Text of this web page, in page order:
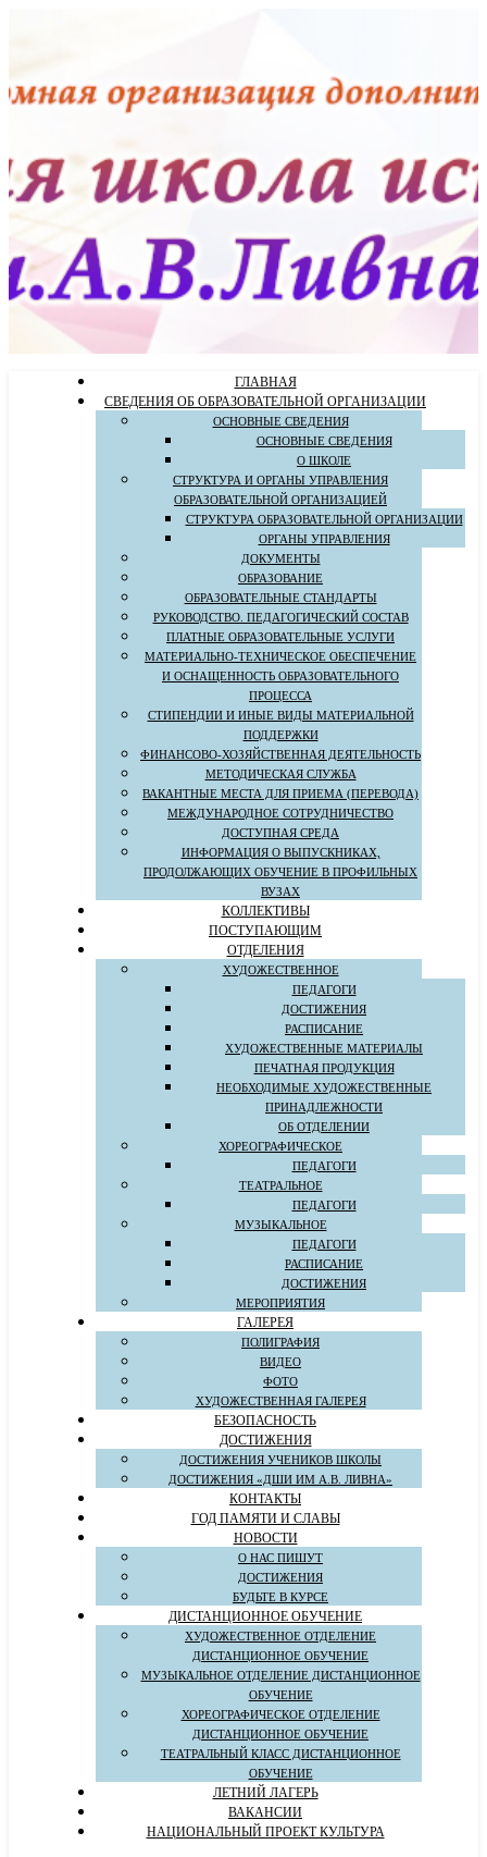
ГЛАВНАЯ
СВЕДЕНИЯ ОБ ОБРАЗОВАТЕЛЬНОЙ ОРГАНИЗАЦИИ
ОСНОВНЫЕ СВЕДЕНИЯ
ОСНОВНЫЕ СВЕДЕНИЯ
О ШКОЛЕ
СТРУКТУРА И ОРГАНЫ УПРАВЛЕНИЯ
ОБРАЗОВАТЕЛЬНОЙ ОРГАНИЗАЦИЕЙ
СТРУКТУРА ОБРАЗОВАТЕЛЬНОЙ ОРГАНИЗАЦИИ
ОРГАНЫ УПРАВЛЕНИЯ
ДОКУМЕНТЫ
ОБРАЗОВАНИЕ
ОБРАЗОВАТЕЛЬНЫЕ СТАНДАРТЫ
РУКОВОДСТВО. ПЕДАГОГИЧЕСКИЙ СОСТАВ
ПЛАТНЫЕ ОБРАЗОВАТЕЛЬНЫЕ УСЛУГИ
МАТЕРИАЛЬНО-ТЕХНИЧЕСКОЕ ОБЕСПЕЧЕНИЕ
И ОСНАЩЕННОСТЬ ОБРАЗОВАТЕЛЬНОГО
ПРОЦЕССА
СТИПЕНДИИ И ИНЫЕ ВИДЫ МАТЕРИАЛЬНОЙ
ПОДДЕРЖКИ
ФИНАНСОВО-ХОЗЯЙСТВЕННАЯ ДЕЯТЕЛЬНОСТЬ
МЕТОДИЧЕСКАЯ СЛУЖБА
ВАКАНТНЫЕ МЕСТА ДЛЯ ПРИЕМА (ПЕРЕВОДА)
МЕЖДУНАРОДНОЕ СОТРУДНИЧЕСТВО
ДОСТУПНАЯ СРЕДА
ИНФОРМАЦИЯ О ВЫПУСКНИКАХ,
ПРОДОЛЖАЮЩИХ ОБУЧЕНИЕ В ПРОФИЛЬНЫХ
ВУЗАХ
КОЛЛЕКТИВЫ
ПОСТУПАЮЩИМ
ОТДЕЛЕНИЯ
ХУДОЖЕСТВЕННОЕ
ПЕДАГОГИ
ДОСТИЖЕНИЯ
РАСПИСАНИЕ
ХУДОЖЕСТВЕННЫЕ МАТЕРИАЛЫ
ПЕЧАТНАЯ ПРОДУКЦИЯ
НЕОБХОДИМЫЕ ХУДОЖЕСТВЕННЫЕ
ПРИНАДЛЕЖНОСТИ
ОБ ОТДЕЛЕНИИ
ХОРЕОГРАФИЧЕСКОЕ
ПЕДАГОГИ
ТЕАТРАЛЬНОЕ
ПЕДАГОГИ
МУЗЫКАЛЬНОЕ
ПЕДАГОГИ
РАСПИСАНИЕ
ДОСТИЖЕНИЯ
МЕРОПРИЯТИЯ
ГАЛЕРЕЯ
ПОЛИГРАФИЯ
ВИДЕО
ФОТО
ХУДОЖЕСТВЕННАЯ ГАЛЕРЕЯ
БЕЗОПАСНОСТЬ
ДОСТИЖЕНИЯ
ДОСТИЖЕНИЯ УЧЕНИКОВ ШКОЛЫ
ДОСТИЖЕНИЯ «ДШИ ИМ А.В. ЛИВНА»
КОНТАКТЫ
ГОД ПАМЯТИ И СЛАВЫ
НОВОСТИ
О НАС ПИШУТ
ДОСТИЖЕНИЯ
БУДЬТЕ В КУРСЕ
ДИСТАНЦИОННОЕ ОБУЧЕНИЕ
ХУДОЖЕСТВЕННОЕ ОТДЕЛЕНИЕ
ДИСТАНЦИОННОЕ ОБУЧЕНИЕ
МУЗЫКАЛЬНОЕ ОТДЕЛЕНИЕ ДИСТАНЦИОННОЕ
ОБУЧЕНИЕ
ХОРЕОГРАФИЧЕСКОЕ ОТДЕЛЕНИЕ
ДИСТАНЦИОННОЕ ОБУЧЕНИЕ
ТЕАТРАЛЬНЫЙ КЛАСС ДИСТАНЦИОННОЕ
ОБУЧЕНИЕ
ЛЕТНИЙ ЛАГЕРЬ
ВАКАНСИИ
НАЦИОНАЛЬНЫЙ ПРОЕКТ КУЛЬТУРА